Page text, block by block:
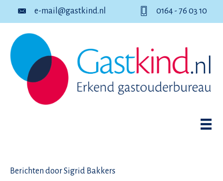
e-mail@gastkind.nl 0164 - 76 03 10
Berichten door Sigrid Bakkers